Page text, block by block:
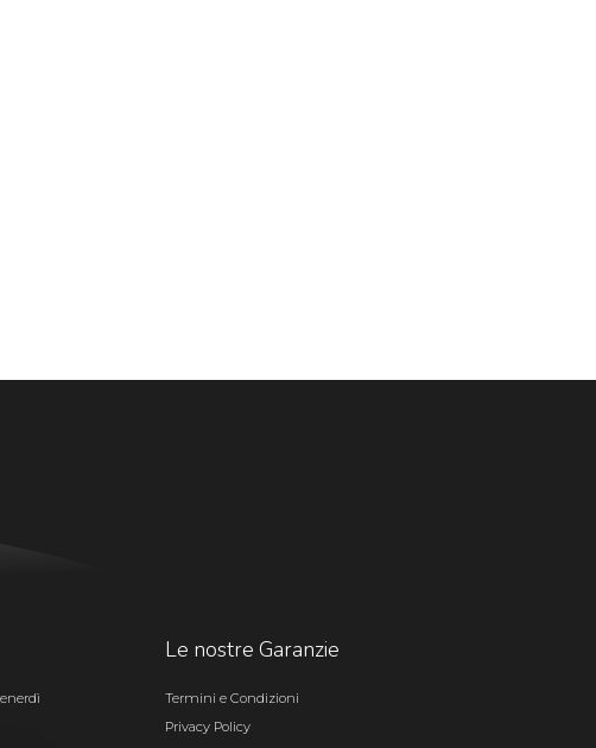
Le nostre Garanzie
Termini e Condizioni
Privacy Policy